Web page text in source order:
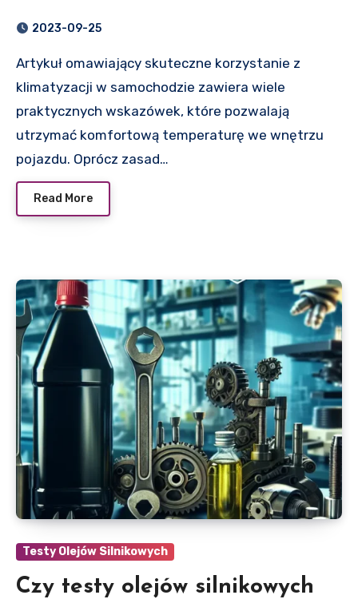
2023-09-25
Artykuł omawiający skuteczne korzystanie z
klimatyzacji w samochodzie zawiera wiele
praktycznych wskazówek, które pozwalają
utrzymać komfortową temperaturę we wnętrzu
pojazdu. Oprócz zasad…
Read More
Testy Olejów Silnikowych
Czy testy olejów silnikowych